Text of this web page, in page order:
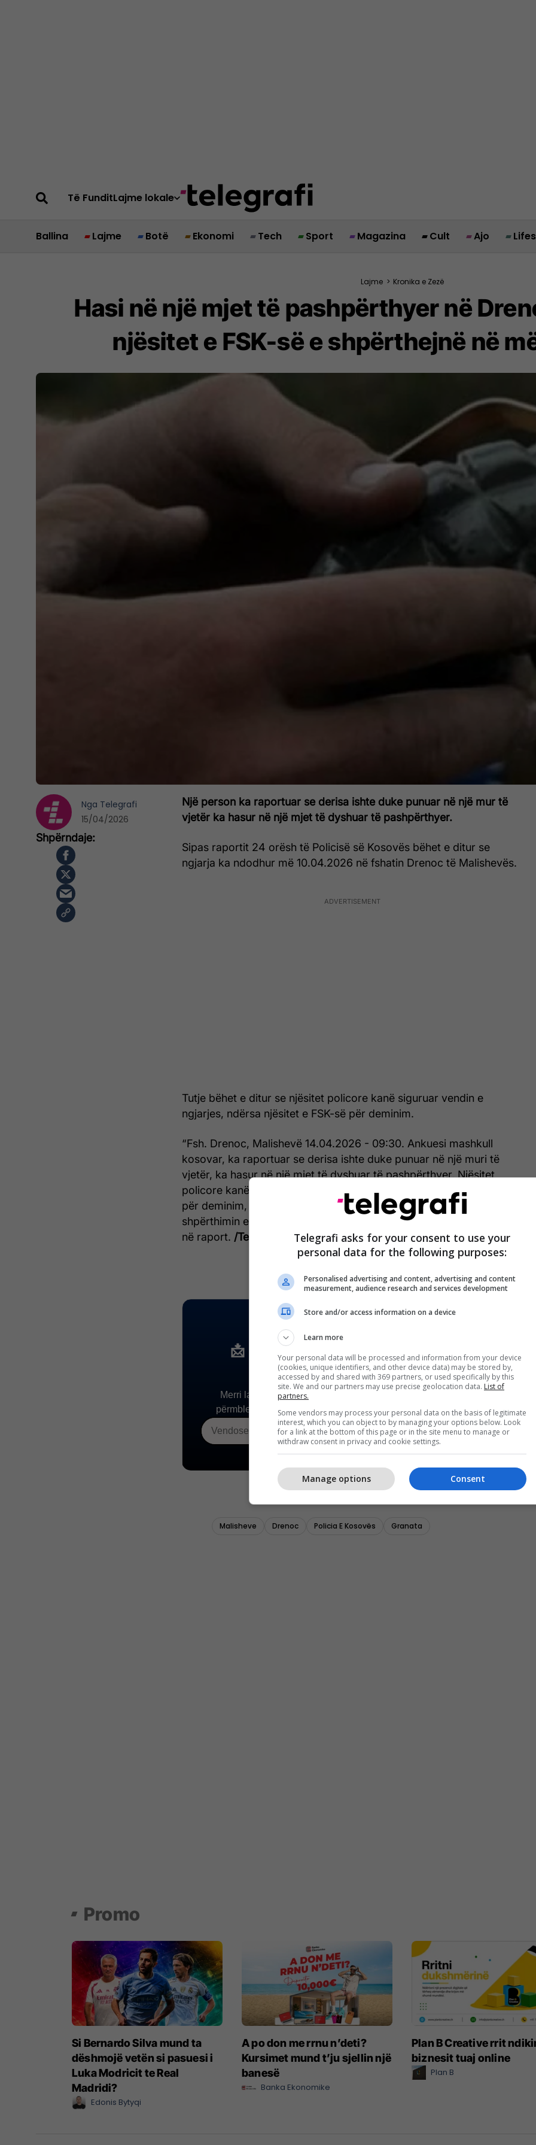
Të FunditLajme lokale
Ballina Lajme Botë Ekonomi Tech Sport Magazina Cult Ajo
Lajme > Kronika e Zezë
Hasi në një mjet të pashpërthyer në
njësitet e FSK-së e shpërthejnë në
Një person ka raportuar se derisa ishte duke punuar në një mur të
vjetër ka hasur në një mjet të dyshuar të pashpërthyer.
Sipas raportit 24 orësh të Policisë së Kosovës bëhet e ditur se
ngjarja ka ndodhur më 10.04.2026 në fshatin Drenoc të Malishevës.
Tutje bëhet e ditur se njësitet policore kanë siguruar vendin e
ngjarjes, ndërsa njësitet e FSK-së për deminim.
“Fsh. Drenoc, Malishevë 14.04.2026 - 09:30. Ankuesi mashkull
kosovar, ka raportuar se derisa ishte duke punuar në një muri të
vjetër, ka hasur në një mjet të dyshuar të pashpërthyer. Njësitet
policore kanë siguruar vendin e ngjarjes, ndërsa njësitet e FSK-së
për deminim, kanë dalë në vendin e ngjarjes dhe kanë bërë
shpërthimin e mjetit në mënyrë të kontrolluar dhe të sigurt”, thuhet
në raport. /Telegrafi/
Nga Telegrafi
15/04/2026
Telegrafi asks for your consent to use your
personal data for the following purposes:
Personalised advertising and content, advertising and content
measurement, audience research and services development
Store and/or access information on a device
Learn more
Your personal data will be processed and information from your device
(cookies, unique identifiers, and other device data) may be stored by,
accessed by and shared with 369 partners, or used specifically by this
site. We and our partners may use precise geolocation data. List of
partners.
Some vendors may process your personal data on the basis of legitimate
interest, which you can object to by managing your options below. Look
for a link at the bottom of this page or in the site menu to manage or
withdraw consent in privacy and cookie settings.
Consent
Manage options